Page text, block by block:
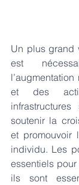
Un plus grand
est
et des
soutenir la
et promouvoir
individu. Les
essentiels
ils sont